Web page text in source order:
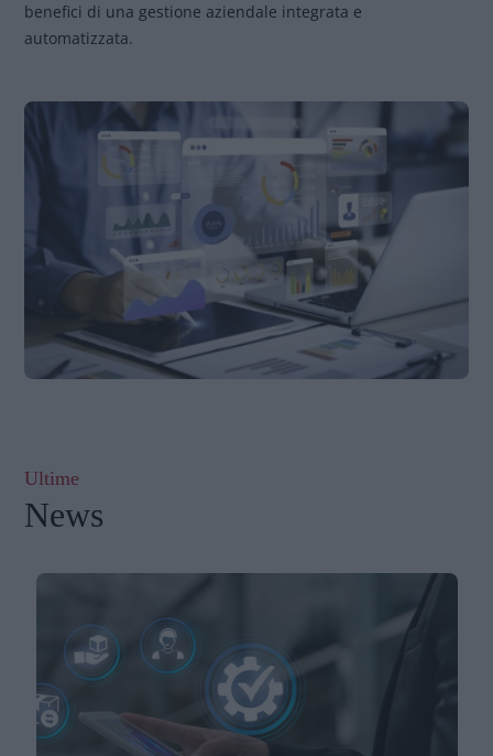
benefici di una gestione aziendale integrata e
automatizzata.
Ultime
News